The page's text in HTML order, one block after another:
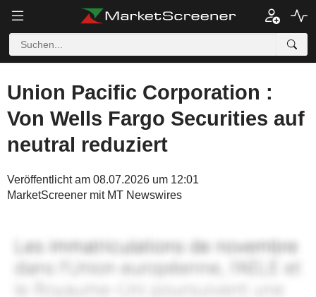
Union Pacific Corporation :
Von Wells Fargo Securities auf
neutral reduziert
Veröffentlicht am 08.07.2026 um 12:01
MarketScreener mit MT Newswires